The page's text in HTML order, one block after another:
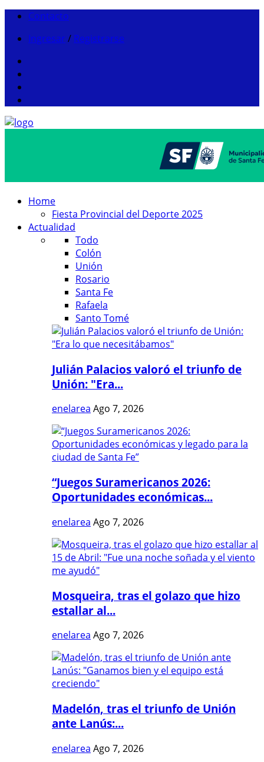
Contacto
Ingresar / Registrarse
Home
Fiesta Provincial del Deporte 2025
Actualidad
Todo
Colón
Unión
Rosario
Santa Fe
Rafaela
Santo Tomé
Julián Palacios valoró el triunfo de
Unión: "Era...
enelarea Ago 7, 2026
“Juegos Suramericanos 2026:
Oportunidades económicas...
enelarea Ago 7, 2026
Mosqueira, tras el golazo que hizo
estallar al...
enelarea Ago 7, 2026
Madelón, tras el triunfo de Unión
ante Lanús:...
enelarea Ago 7, 2026